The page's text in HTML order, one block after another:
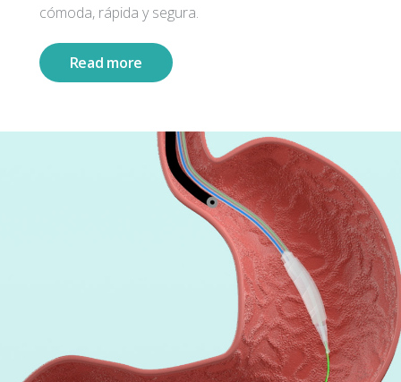
cómoda, rápida y segura.
Read more